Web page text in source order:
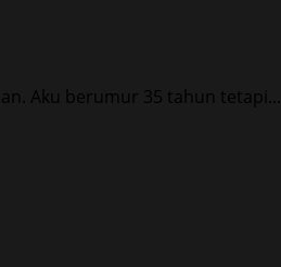
Aku berumur 35 tahun tetapi...